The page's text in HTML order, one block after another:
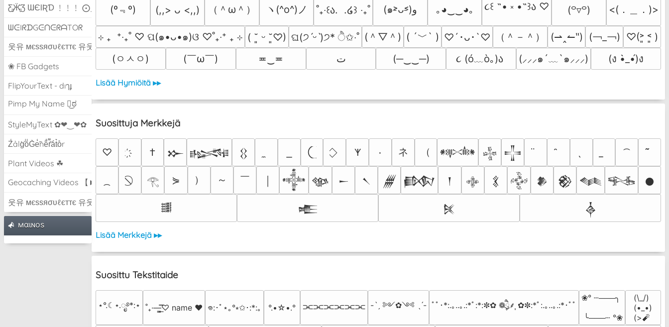
Ƹ̵̡Ӝ̵̨̄Ʒ ƜЄƖƦƊ ﹗﹗﹗ ⨀_⨀
ᗯᕮIᖇᗪGᕮᑎᕮᖇᗩTOᖇ
웃유 мєѕѕяσυℓєттє 유웃
❀ FB Gadgets
FlipYourText - dıๅɟ
Pimp My Name ಠ͜ಠ
StyleMyText ✿❤‿❤✿
Z̾ảlg̀͐oͧG̀e̒̃nȅ̐r͌̑á͑t͛o̊r
Plant Videos ☘
Geocaching Videos 【►】
웃유 мєѕѕяσυℓєттє 유웃
мαιɴoѕ
(º﹃º) (,,> ᴗ <,,) （＾ω＾） ヽ(^o^)ノ ˚₊‧꒰ა.  .໒꒱ ‧₊˚ (๑˃̵ᴗ˂̵)و ｡◕‿‿◕｡ ૮꒰ ˶• ༝ •˶꒱ა ♡ (꒪▿꒪) <(．＿．)>
⊹ ₊  ⁺‧₊˚ ♡ ପ(๑•ᴗ•๑)ଓ ♡˚₊‧⁺ ₊ ⊹ ( ˘͈ ᵕ ˘͈♡) ଘ(੭ˊᵕˋ)੭* ੈ✩‧˚ (＾▽＾) ( ´﹀` ) ♡´･ᴗ･`♡ （＾－＾） (⇀‸↼‶) (￢_￢)
♡(˃͈ ˂͈ )
(ㅇㅅㅇ)
(￣ω￣﻿) ≖‿≖ ﺕ (─‿‿─) ૮ (ó﹏ò｡)ა (⸝⸝⸝๑´﹏`๑⸝⸝⸝) (ง •̀_•́)ง
Lisää Hymiöitä ▸▸
Suosittuja Merkkejä
♡ † 𒁍 𒈙 𒌐 𐊵 ٠ ネ （ 𒀰 𒈔 𒋲
𓂀 ⋟ ） ～ ￣ 𒀱 𒀲 𒀸 𒀹 𒁂 𒁃 𒁹 𒂭 𒃽 𒅒 𒆎 𒆙 𒈝 𒊎 𒊹
𒌃 𒍫 𒍮 𒎓
Lisää Merkkejä ▸▸
Suosittu Tekstitaide
⋆°.☾⋆.ೃ࿔*:⋆ ˚₊·—̳͟͞͞♡ name ♥️ 𖦹:･ﾟ⋆｡°⭒✩･:*:｡ °.•☆•.° ⫘⫘⫘⫘⫘⫘ -ˋˏ ༻✿༺ ˎˊ- ﾟﾟ･*:.｡..｡.:*ﾟ:*:✼✿ ❁ཻུ۪۪⸙͎ ✿✼:*ﾟ:.｡..｡.:*･ﾟﾟ
❀° ┄───╮
╰───┄ °❀
(\_/)
(•_•)
(>🧨